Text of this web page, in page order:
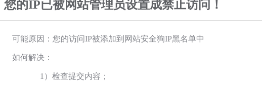
您的IP已被网站管理员设置成禁止访问！
可能原因：您的访问IP被添加到网站安全狗IP黑名单中
如何解决：
1）检查提交内容；